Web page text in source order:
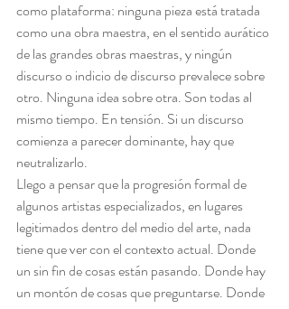
como plataforma: ninguna pieza está tratada
como una obra maestra, en el sentido aurático
de las grandes obras maestras, y ningún
discurso o indicio de discurso prevalece sobre
otro. Ninguna idea sobre otra. Son todas al
mismo tiempo. En tensión. Si un discurso
comienza a parecer dominante, hay que
neutralizarlo.
Llego a pensar que la progresión formal de
algunos artistas especializados, en lugares
legitimados dentro del medio del arte, nada
tiene que ver con el contexto actual. Donde
un sin fin de cosas están pasando. Donde hay
un montón de cosas que preguntarse. Donde